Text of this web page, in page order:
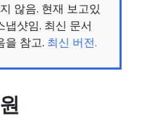
않음. 현재 보고있
냅샷임. 최신 문서
을 참고. 최신 버전.